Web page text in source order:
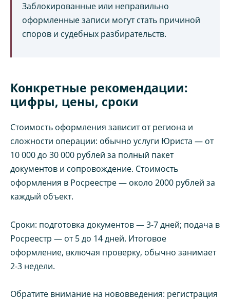
Заблокированные или неправильно
оформленные записи могут стать причиной
споров и судебных разбирательств.
Конкретные рекомендации:
цифры, цены, сроки
Стоимость оформления зависит от региона и
сложности операции: обычно услуги Юриста — от
10 000 до 30 000 рублей за полный пакет
документов и сопровождение. Стоимость
оформления в Росреестре — около 2000 рублей за
каждый объект.
Сроки: подготовка документов — 3-7 дней; подача в
Росреестр — от 5 до 14 дней. Итоговое
оформление, включая проверку, обычно занимает
2-3 недели.
Обратите внимание на нововведения: регистрация